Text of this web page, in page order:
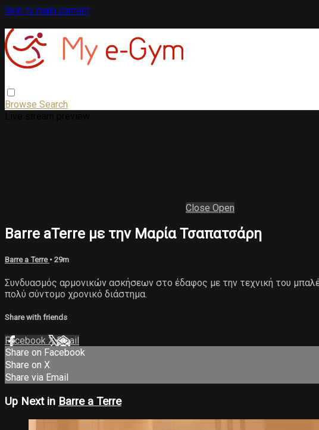
Skip to main content
Browse Search
Close Open
Barre aTerre με την Μαρία Τσαπατσάρη
Barre a Terre • 29m
Συνδυασμός αρμονικών ασκήσεων στο έδαφος με την τεχνική του
πολύ σύντομο χρονικό διάστημα.
Share with friends
Facebook XEmail
Share on Facebook
Share on X
Share via Email
Up Next in Barre a Terre